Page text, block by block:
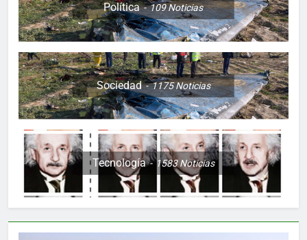
Política 109Noticias
Sociedad 1175Noticias
Tecnología 1583Noticias